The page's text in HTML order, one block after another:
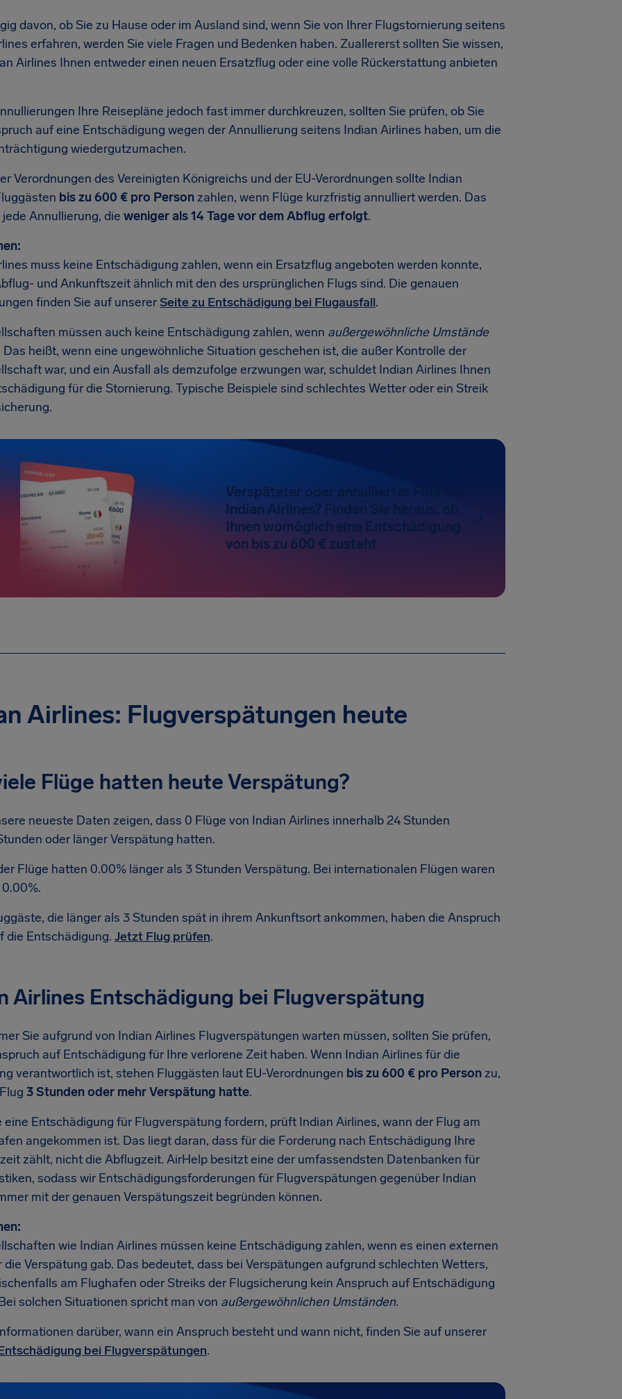
davon, ob Sie zu Hause oder im Ausland sind, wenn Sie von Ihrer Flugstornierung seitens
erfahren, werden Sie viele Fragen und Bedenken haben. Zuallererst sollten Sie wissen,
Airlines Ihnen entweder einen neuen Ersatzflug oder eine volle Rückerstattung anbieten
Ihre Reisepläne jedoch fast immer durchkreuzen, sollten Sie prüfen, ob Sie
auf eine Entschädigung wegen der Annullierung seitens Indian Airlines haben, um die
wiedergutzumachen.
Verordnungen des Vereinigten Königreichs und der EU-Verordnungen sollte Indian
bis zu 600 € pro Personzahlen, wenn Flüge kurzfristig annulliert werden. Das
Annullierung, die weniger als 14 Tage vor dem Abflug erfolgt.
muss keine Entschädigung zahlen, wenn ein Ersatzflug angeboten werden konnte,
und Ankunftszeit ähnlich mit den des ursprünglichen Flugs sind. Die genauen
finden Sie auf unsererSeite zu Entschädigung bei Flugausfall.
müssen auch keine Entschädigung zahlen, wenn außergewöhnliche Umstände
Das heißt, wenn eine ungewöhnliche Situation geschehen ist, die außer Kontrolle der
war, und ein Ausfall als demzufolge erzwungen war, schuldet Indian Airlines Ihnen
für die Stornierung. Typische Beispiele sind schlechtes Wetter oder ein Streik
Verspäteter oder annullierter Flug mit
Indian Airlines? Finden Sie heraus, ob
Ihnen womöglich eine Entschädigung
von bis zu 600 € zusteht
Airlines: Flugverspätungen heute
Flüge hatten heute Verspätung?
neueste Daten zeigen, dass 0 Flüge von Indian Airlines innerhalb 24 Stunden
oder länger Verspätung hatten.
Flüge hatten 0.00% länger als 3 Stunden Verspätung. Bei internationalen Flügen waren
die länger als 3 Stunden spät in ihrem Ankunftsort ankommen, haben die Anspruch
die Entschädigung. Jetzt Flug prüfen.
Airlines Entschädigung bei Flugverspätung
Sie aufgrund von Indian Airlines Flugverspätungen warten müssen, sollten Sie prüfen,
auf Entschädigung für Ihre verlorene Zeit haben. Wenn Indian Airlines für die
verantwortlich ist, stehen Fluggästen laut EU-Verordnungen bis zu 600 € pro Personzu,
3 Stunden oder mehr Verspätung hatte.
eine Entschädigung für Flugverspätung fordern, prüft Indian Airlines, wann der Flug am
angekommen ist. Das liegt daran, dass für die Forderung nach Entschädigung Ihre
zählt, nicht die Abflugzeit. AirHelp besitzt eine der umfassendsten Datenbanken für
sodass wir Entschädigungsforderungen für Flugverspätungen gegenüber Indian
mit der genauen Verspätungszeit begründen können.
wie Indian Airlines müssen keine Entschädigung zahlen, wenn es einen externen
die Verspätung gab. Das bedeutet, dass bei Verspätungen aufgrund schlechten Wetters,
am Flughafen oder Streiks der Flugsicherung kein Anspruch auf Entschädigung
solchen Situationen spricht man von außergewöhnlichen Umständen.
darüber, wann ein Anspruch besteht und wann nicht, finden Sie auf unserer
bei Flugverspätungen.